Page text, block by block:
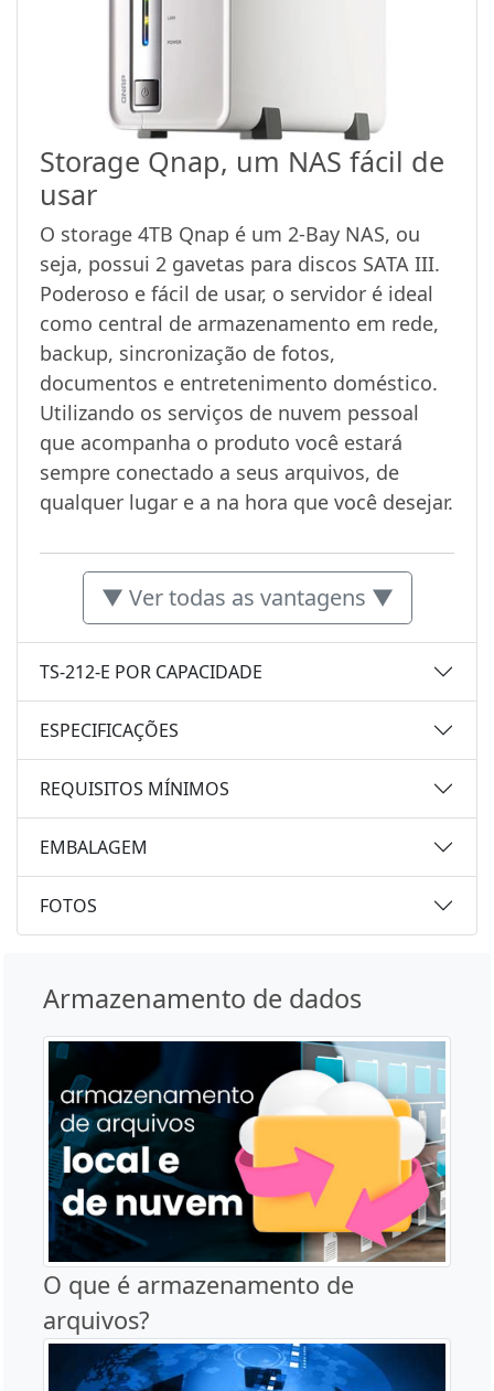
Storage Qnap, um NAS fácil de
usar
O storage 4TB Qnap é um 2-Bay NAS, ou
seja, possui 2 gavetas para discos SATA III.
Poderoso e fácil de usar, o servidor é ideal
como central de armazenamento em rede,
backup, sincronização de fotos,
documentos e entretenimento doméstico.
Utilizando os serviços de nuvem pessoal
que acompanha o produto você estará
sempre conectado a seus arquivos, de
qualquer lugar e a na hora que você desejar.
▼ Ver todas as vantagens ▼
TS-212-E POR CAPACIDADE
ESPECIFICAÇÕES
REQUISITOS MÍNIMOS
EMBALAGEM
FOTOS
Armazenamento de dados
O que é armazenamento de
arquivos?